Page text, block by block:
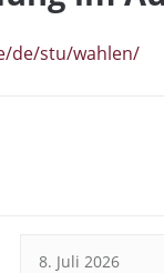
de/stu/wahlen/
8. Juli 2026